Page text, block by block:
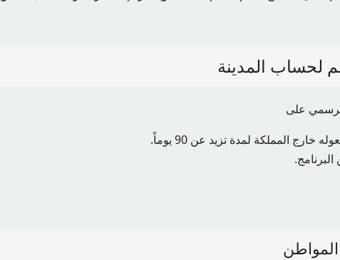
لحساب المدينة
على
المملكة لمدة تزيد عن 90 يوماً.